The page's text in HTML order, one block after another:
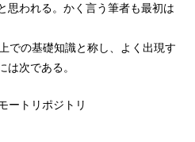
思われる。かく言う筆者も最初は
での基礎知識と称し、よく出現す
は次である。
ートリポジトリ